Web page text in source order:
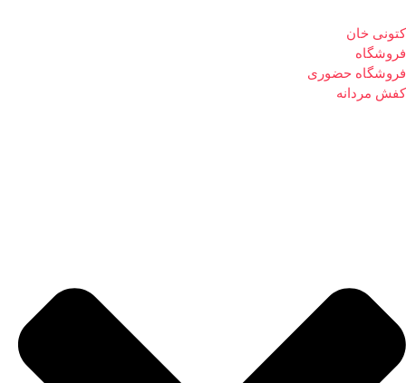
کتونی خان
فروشگاه
فروشگاه حضوری
کفش مردانه